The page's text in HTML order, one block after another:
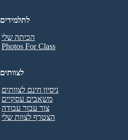
לתלמידים
הכיתה שלי
Photos For Class
לצוותים
ניסיון חינם לצוותים
משאבים עסקיים
צור עבור עבודה
הצטרף לצוות שלי